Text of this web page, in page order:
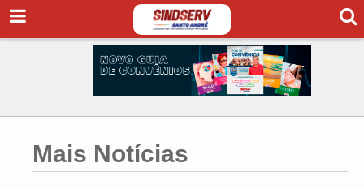
Mais Notícias